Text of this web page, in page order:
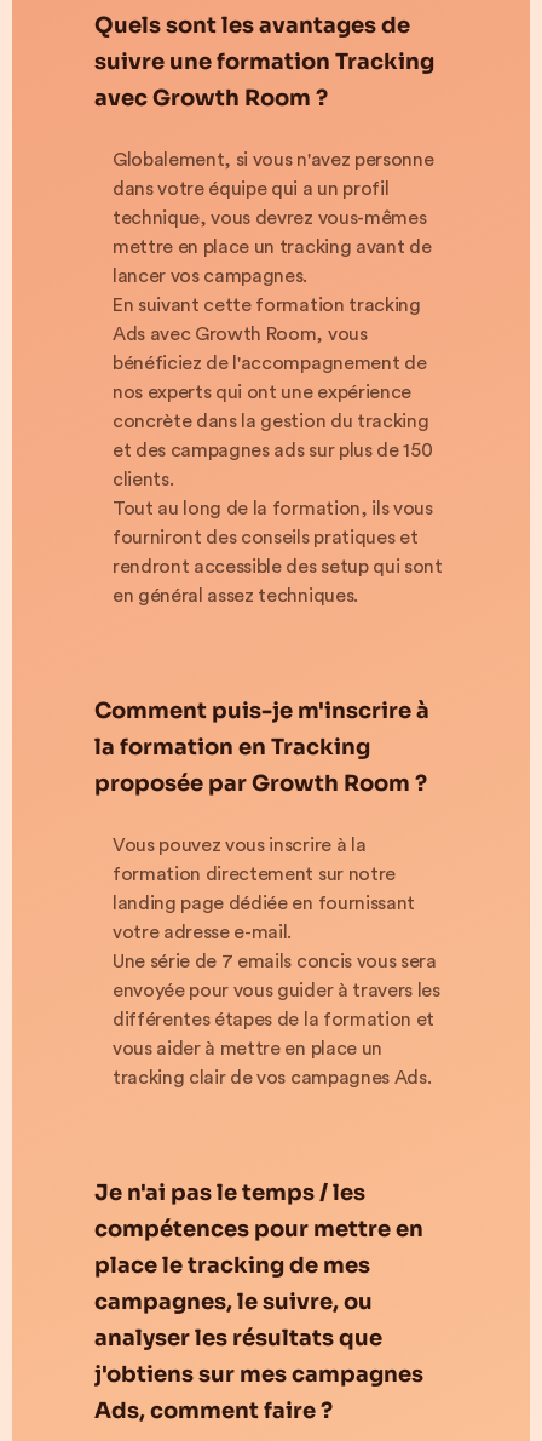
Quels sont les avantages de
suivre une formation Tracking
avec Growth Room ?
Globalement, si vous n'avez personne
dans votre équipe qui a un profil
technique, vous devrez vous-mêmes
mettre en place un tracking avant de
lancer vos campagnes.
En suivant cette formation tracking
Ads avec Growth Room, vous
bénéficiez de l'accompagnement de
nos experts qui ont une expérience
concrète dans la gestion du tracking
et des campagnes ads sur plus de 150
clients.
Tout au long de la formation, ils vous
fourniront des conseils pratiques et
rendront accessible des setup qui sont
en général assez techniques.
Comment puis-je m'inscrire à
la formation en Tracking
proposée par Growth Room ?
Vous pouvez vous inscrire à la
formation directement sur notre
landing page dédiée en fournissant
votre adresse e-mail.
Une série de 7 emails concis vous sera
envoyée pour vous guider à travers les
différentes étapes de la formation et
vous aider à mettre en place un
tracking clair de vos campagnes Ads.
Je n'ai pas le temps / les
compétences pour mettre en
place le tracking de mes
campagnes, le suivre, ou
analyser les résultats que
j'obtiens sur mes campagnes
Ads, comment faire ?